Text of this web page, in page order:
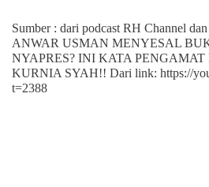
Sumber : dari podcast RH Channel
ANWAR USMAN MENYESAL
NYAPRES? INI KATA
KURNIA SYAH!! Dari link: https://
t=2388